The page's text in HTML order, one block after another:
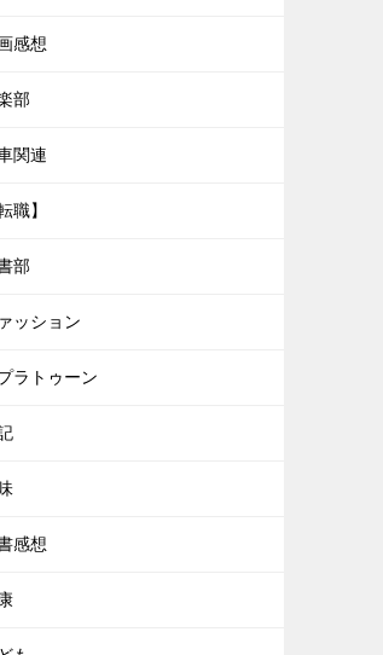
感想
部
関連
職】
部
ッション
ラトゥーン
感想